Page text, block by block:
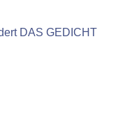
DAS GEDICHT